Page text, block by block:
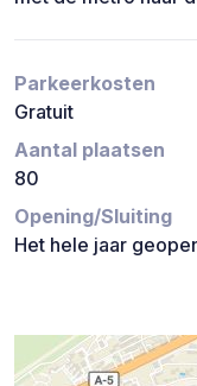
Parkeerkosten
Gratuit
Aantal plaatsen
80
Opening/Sluiting
Het hele jaar